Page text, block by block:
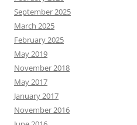
September 2025
March 2025
February 2025
May 2019
November 2018
May 2017
January 2017
November 2016